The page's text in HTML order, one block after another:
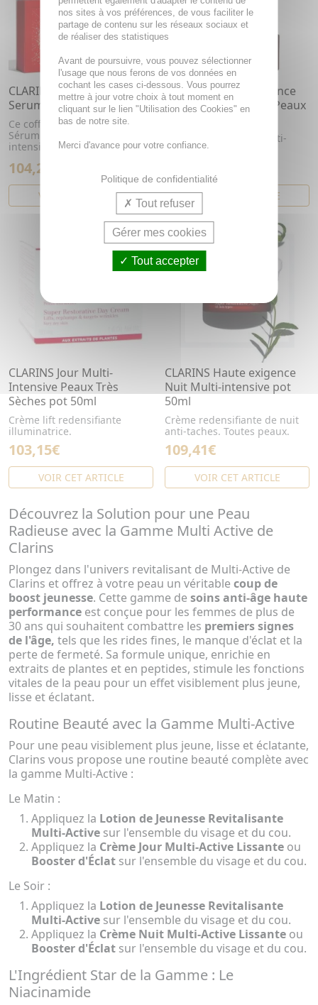
CLARINS Coffret Double
Serum & Multi-Intensive
Ce coffret contient: - 1 Double
Sérum 50 ml - 1 Multi-
intensive Jour 15 ml - 1 Mul...
104,20€
VOIR CET ARTICLE
CLARINS Haute Exigence
Nuit Multi-Intensive Peaux
Crème redensifiante anti-
taches.
VOIR CET ARTICLE
CLARINS Jour Multi-
Intensive Peaux Très
Sèches pot 50ml
Crème lift redensifiante
illuminatrice.
103,15€
VOIR CET ARTICLE
CLARINS Haute exigence
Nuit Multi-intensive pot
50ml
Crème redensifiante de nuit
anti-taches. Toutes peaux.
109,41€
VOIR CET ARTICLE
Découvrez la Solution pour une Peau
Radieuse avec la Gamme Multi Active de
Clarins
Plongez dans l'univers revitalisant de Multi-Active de
Clarins et offrez à votre peau un véritable coup de
boost jeunesse. Cette gamme de soins anti-âge haute
performance est conçue pour les femmes de plus de
30 ans qui souhaitent combattre les premiers signes
de l'âge, tels que les rides fines, le manque d'éclat et la
perte de fermeté. Sa formule unique, enrichie en
extraits de plantes et en peptides, stimule les fonctions
vitales de la peau pour un effet visiblement plus jeune,
lisse et éclatant.
Routine Beauté avec la Gamme Multi-Active
Pour une peau visiblement plus jeune, lisse et éclatante,
Clarins vous propose une routine beauté complète avec
la gamme Multi-Active :
Le Matin :
Appliquez la Lotion de Jeunesse Revitalisante
Multi-Active sur l'ensemble du visage et du cou.
Appliquez la Crème Jour Multi-Active Lissante ou
Booster d'Éclat sur l'ensemble du visage et du cou.
Le Soir :
Appliquez la Lotion de Jeunesse Revitalisante
Multi-Active sur l'ensemble du visage et du cou.
Appliquez la Crème Nuit Multi-Active Lissante ou
Booster d'Éclat sur l'ensemble du visage et du cou.
L'Ingrédient Star de la Gamme : Le
Niacinamide
nos sites à vos préférences, de vous faciliter le
partage de contenu sur les réseaux sociaux et
de réaliser des statistiques
Avant de poursuivre, vous pouvez sélectionner
l'usage que nous ferons de vos données en
cochant les cases ci-dessous. Vous pourrez
mettre à jour votre choix à tout moment en
cliquant sur le lien "Utilisation des Cookies" en
bas de notre site.
Merci d'avance pour votre confiance.
Politique de confidentialité
Tout refuser
Gérer mes cookies
Tout accepter